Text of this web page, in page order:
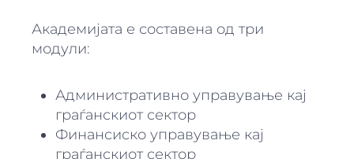
Академијата е составена од три
модули:
Административно управување кај
граѓанскиот сектор
Финансиско управување кај
граѓанскиот сектор